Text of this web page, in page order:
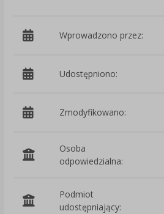
Wprowadzono przez:
Udostępniono:
Zmodyfikowano:
Osoba
odpowiedzialna:
Podmiot
udostępniający: